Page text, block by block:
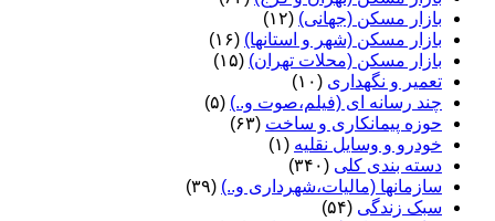
بازار مسکن (جهانی) (۱۲)
بازار مسکن (شهر و استانها) (۱۶)
بازار مسکن (محلات تهران) (۱۵)
تعمیر و نگهداری (۱۰)
چند رسانه ای (فیلم،صوت و..) (۵)
حوزه پیمانکاری و ساخت (۶۳)
خودرو و وسایل نقلیه (۱)
دسته بندی کلی (۳۴۰)
سازمانها (مالیات،شهرداری و..) (۳۹)
سبک زندگی (۵۴)